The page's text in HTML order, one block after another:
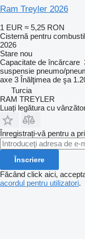
Ram Treyler 2026
1 EUR ≈ 5,25 RON
Cisternă pentru
2026
Stare nou
Capacitate de încărcare
suspensie pneumo/
axe 3 Înălţimea de şa
Turcia
RAM TREYLER
Luați legătura cu
Înregistrați-vă pentru a
Înscriere
Făcând click aici,
acordul pentru utilizatori.